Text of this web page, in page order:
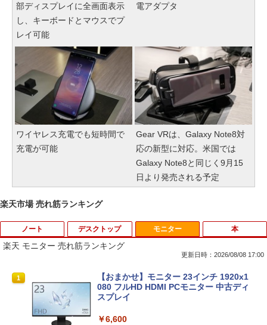
部ディスプレイに全画面表示
し、キーボードとマウスでプ
レイ可能
電アダプタ
ワイヤレス充電でも短時間で
充電が可能
Gear VRは、Galaxy Note8対
応の新型に対応。米国では
Galaxy Note8と同じく9月15
日より発売される予定
楽天市場 売れ筋ランキング
ノート
1
中古パソコン | Dell | Latitude 3590 | Wi
ndows11 | ノートPC | 一年保証 | 第8世
代 | Core i5 8250U 1.6(〜最大3.4)GHz |
ライブ:非搭載 | 無線LAN:あり | Webカ
デスクトップ
1
【★最大100%ポイント】おまかせ 中古
パソコン Windows XP Celeron or Core
2 メモリ 4GB HDD 250GB DVDドライブ
安心保証 初期設定不要
モニター
楽天 モニター 売れ筋ランキング
更新日時：2026/08/08 17:00
1
【おまかせ】モニター 23インチ 1920x1
080 フルHD HDMI PCモニター 中古ディ
スプレイ
￥6,600
本